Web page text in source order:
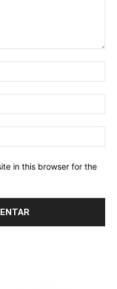
in this browser for the